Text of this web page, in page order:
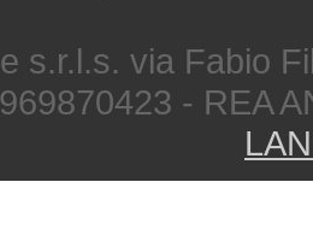
s.r.l.s. via Fabio
- REA